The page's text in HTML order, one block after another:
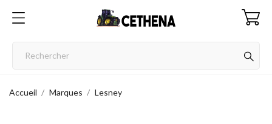
Accueil Marques Lesney